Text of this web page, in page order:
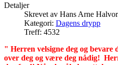
Detaljer
Skrevet av Hans Arne
Kategori: Dagens drypp
Treff: 4532
" Herren velsigne deg og
over deg og være deg nådig!